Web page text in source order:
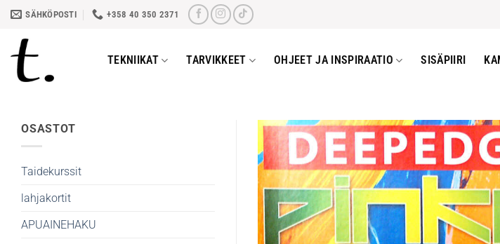
Skip
content
SÄHKÖPOSTI +358 40 350 2371
TEKNIIKAT TARVIKKEET OHJEET JA INSPIRAATIO SISÄPIIRI
OSASTOT
Taidekurssit
lahjakortit
APUAINEHAKU